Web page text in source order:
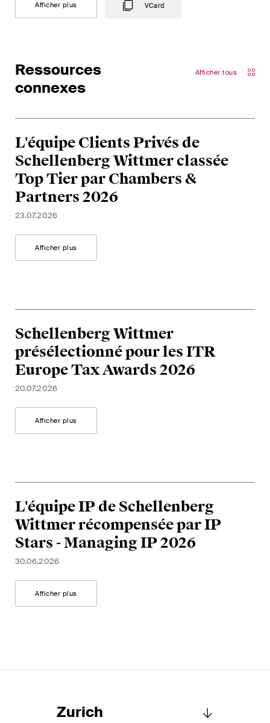
Afficher plus VCard
Ressources
connexes
Afficher tous
L'équipe Clients Privés de
Schellenberg Wittmer classée
Top Tier par Chambers &
Partners 2026
23.07.2026
Afficher plus
Schellenberg Wittmer
présélectionné pour les ITR
Europe Tax Awards 2026
20.07.2026
Afficher plus
L'équipe IP de Schellenberg
Wittmer récompensée par IP
Stars - Managing IP 2026
30.06.2026
Afficher plus
Zurich